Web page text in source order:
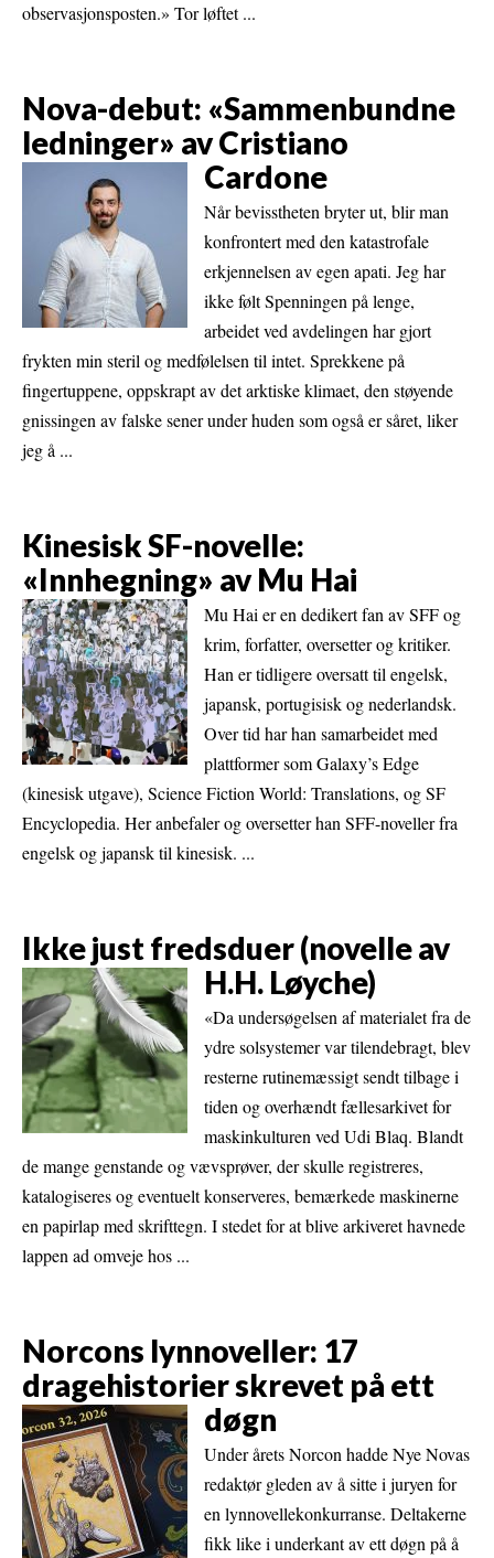
observasjonsposten.» Tor løftet ...
Nova-debut: «Sammenbundne
ledninger» av Cristiano
Cardone
Når bevisstheten bryter ut, blir man
konfrontert med den katastrofale
erkjennelsen av egen apati. Jeg har
ikke følt Spenningen på lenge,
arbeidet ved avdelingen har gjort
frykten min steril og medfølelsen til intet. Sprekkene på
fingertuppene, oppskrapt av det arktiske klimaet, den støyende
gnissingen av falske sener under huden som også er såret, liker
jeg å ...
Kinesisk SF-novelle:
«Innhegning» av Mu Hai
Mu Hai er en dedikert fan av SFF og
krim, forfatter, oversetter og kritiker.
Han er tidligere oversatt til engelsk,
japansk, portugisisk og nederlandsk.
Over tid har han samarbeidet med
plattformer som Galaxy’s Edge
(kinesisk utgave), Science Fiction World: Translations, og SF
Encyclopedia. Her anbefaler og oversetter han SFF-noveller fra
engelsk og japansk til kinesisk. ...
Ikke just fredsduer (novelle av
H.H. Løyche)
«Da undersøgelsen af materialet fra de
ydre solsystemer var tilendebragt, blev
resterne rutinemæssigt sendt tilbage i
tiden og overhændt fællesarkivet for
maskinkulturen ved Udi Blaq. Blandt
de mange genstande og vævsprøver, der skulle registreres,
katalogiseres og eventuelt konserveres, bemærkede maskinerne
en papirlap med skrifttegn. I stedet for at blive arkiveret havnede
lappen ad omveje hos ...
Norcons lynnoveller: 17
dragehistorier skrevet på ett
døgn
Under årets Norcon hadde Nye Novas
redaktør gleden av å sitte i juryen for
en lynnovellekonkurranse. Deltakerne
fikk like i underkant av ett døgn på å